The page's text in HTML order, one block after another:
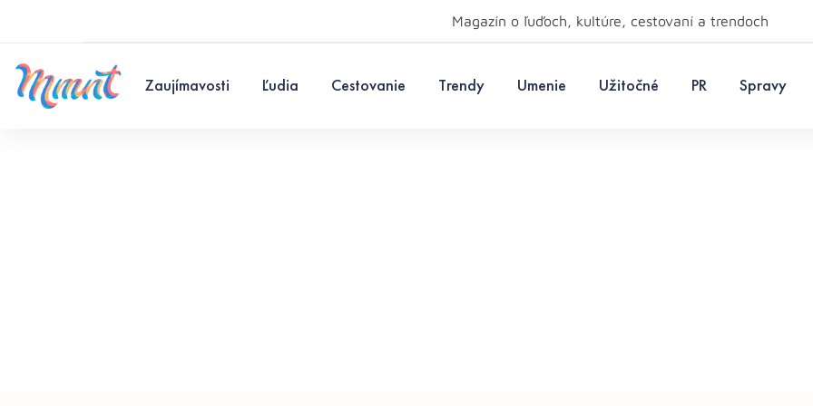
Magazín o ľuďoch, kultúre, cestovaní a trendoch
Zaujímavosti Ľudia Cestovanie Trendy Umenie Užitočné PR Spravy